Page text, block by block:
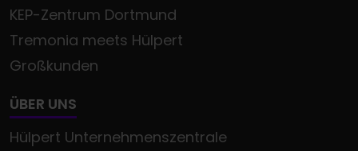
KEP-Zentrum Dortmund
Tremonia meets Hülpert
Großkunden
ÜBER UNS
Hülpert Unternehmenszentrale